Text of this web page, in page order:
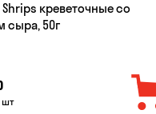
креветочные со
сыра, 50г
шт